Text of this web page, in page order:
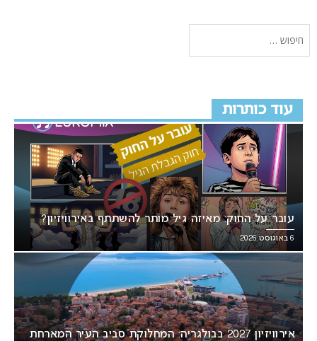
עוד כותרות
עובר על החוק: מאיזה גיל מותר להשתתף באירוויזיון?
6 באוגוסט 2026
אירוויזיון 2027 בבולגריה: המחלוקת סביב העיר המארחת